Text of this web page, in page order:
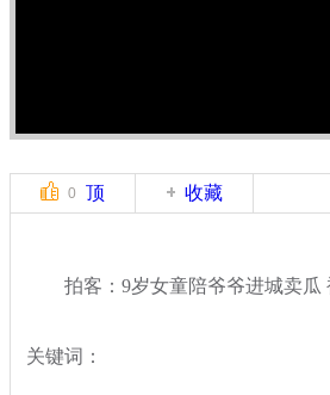
0 顶 收藏
拍客：9岁女童陪爷爷进城卖瓜
关键词：